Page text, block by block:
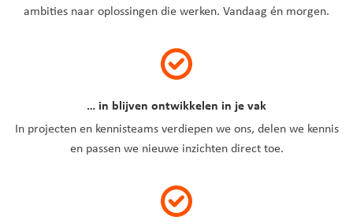
ambities naar oplossingen die werken. Vandaag én morgen.
… in blijven ontwikkelen in je vak
In projecten en kennisteams verdiepen we ons, delen we kennis
en passen we nieuwe inzichten direct toe.